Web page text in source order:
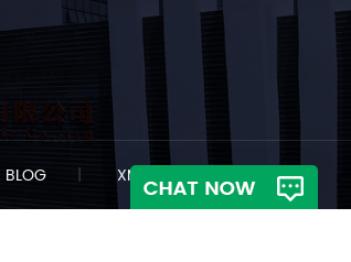
BLOG | XML |